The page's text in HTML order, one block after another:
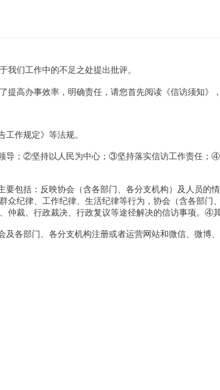
我们工作中的不足之处提出批评。
高办事效率，明确责任，请您首先阅读《信访须知》
作规定》等法规。
导；②坚持以人民为中心；③坚持落实信访工作责任
包括：反映协会（含各部门、各分支机构）及人员
众纪律、工作纪律、生活纪律等行为，协会（含各部
裁、行政裁决、行政复议等途径解决的信访事项。④
各部门、各分支机构注册或者运营网站和微信、微